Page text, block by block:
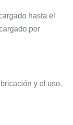
hasta el
por
y el uso.